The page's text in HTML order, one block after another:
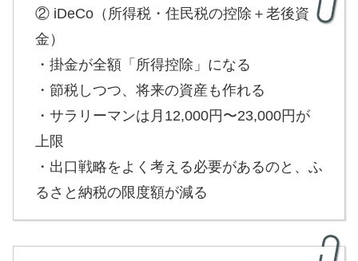
② iDeCo（所得税・住民税の控除＋老後資
金）
・掛金が全額「所得控除」になる
・節税しつつ、将来の資産も作れる
・サラリーマンは月12,000円〜23,000円が
上限
・出口戦略をよく考える必要があるのと、ふ
るさと納税の限度額が減る